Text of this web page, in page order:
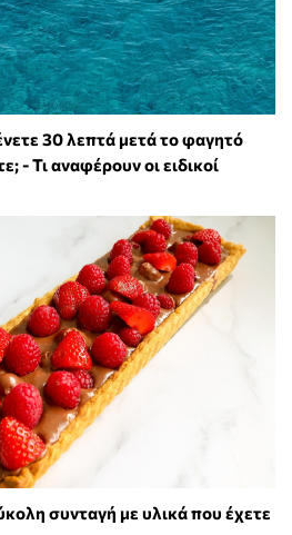
30 λεπτά μετά το φαγητό
- Τι αναφέρουν οι ειδικοί
συνταγή με υλικά που έχετε